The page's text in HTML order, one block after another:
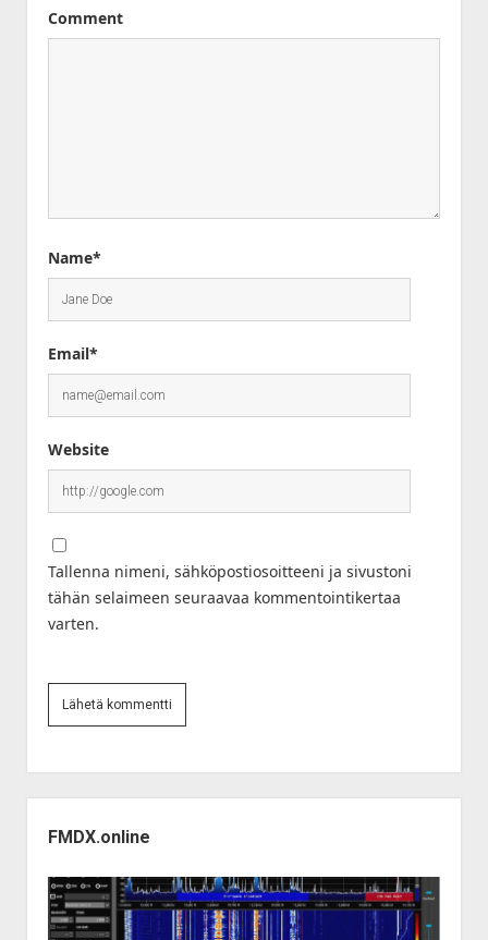
Comment
Name*
Email*
Website
Tallenna nimeni, sähköpostiosoitteeni ja sivustoni
tähän selaimeen seuraavaa kommentointikertaa
varten.
FMDX.online